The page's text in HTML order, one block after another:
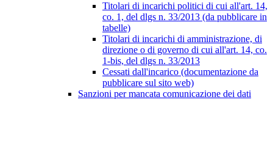
Titolari di incarichi politici di cui all'art. 14,
co. 1, del dlgs n. 33/2013 (da pubblicare in
tabelle)
Titolari di incarichi di amministrazione, di
direzione o di governo di cui all'art. 14, co.
1-bis, del dlgs n. 33/2013
Cessati dall'incarico (documentazione da
pubblicare sul sito web)
Sanzioni per mancata comunicazione dei dati